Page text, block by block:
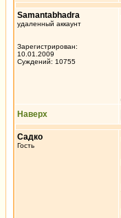
Samantabhadra
удаленный аккаунт
Зарегистрирован:
10.01.2009
Суждений: 10755
Наверх
Садко
Гость